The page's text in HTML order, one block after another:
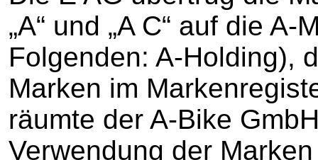
„A“ und „A C“ auf die
Folgenden: A-Holding),
Marken im
räumte der A-Bike
Verwendung der